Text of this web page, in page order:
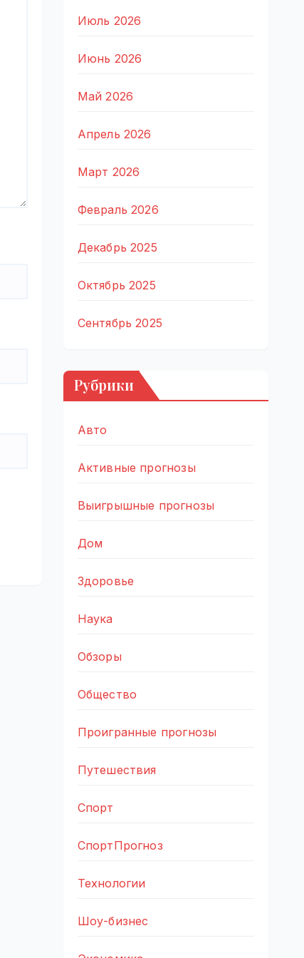
Июль 2026
Июнь 2026
Май 2026
Апрель 2026
Март 2026
Февраль 2026
Декабрь 2025
Октябрь 2025
Сентябрь 2025
Рубрики
Авто
Активные прогнозы
Выигрышные прогнозы
Дом
Здоровье
Наука
Обзоры
Общество
Проигранные прогнозы
Путешествия
Спорт
СпортПрогноз
Технологии
Шоу-бизнес